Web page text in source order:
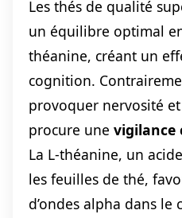
Les thés de qualité
un équilibre optimal
théanine, créant un
cognition.
provoquer nervosité
procure une vigilance
La L-théanine, un
les feuilles de thé,
d’ondes alpha dans le